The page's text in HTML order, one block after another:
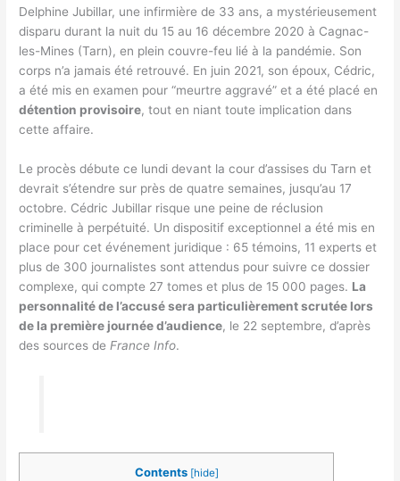
Delphine Jubillar, une infirmière de 33 ans, a mystérieusement
disparu durant la nuit du 15 au 16 décembre 2020 à Cagnac-
les-Mines (Tarn), en plein couvre-feu lié à la pandémie. Son
corps n’a jamais été retrouvé. En juin 2021, son époux, Cédric,
a été mis en examen pour “meurtre aggravé” et a été placé en
détention provisoire, tout en niant toute implication dans
cette affaire.
Le procès débute ce lundi devant la cour d’assises du Tarn et
devrait s’étendre sur près de quatre semaines, jusqu’au 17
octobre. Cédric Jubillar risque une peine de réclusion
criminelle à perpétuité. Un dispositif exceptionnel a été mis en
place pour cet événement juridique : 65 témoins, 11 experts et
plus de 300 journalistes sont attendus pour suivre ce dossier
complexe, qui compte 27 tomes et plus de 15 000 pages. La
personnalité de l’accusé sera particulièrement scrutée lors
de la première journée d’audience, le 22 septembre, d’après
des sources de France Info.
Contents [hide]